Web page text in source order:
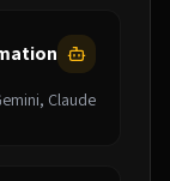
Claude